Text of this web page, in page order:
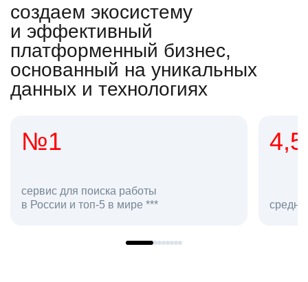
создаем экосистему
и эффективный
платформенный бизнес,
основанный на уникальных
данных и технологиях
№1
сервис для поиска работы
в России и топ-5 в мире ***
4,5